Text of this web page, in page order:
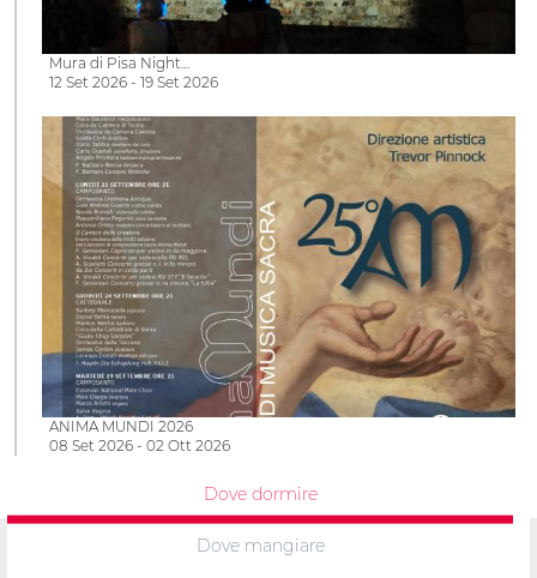
Mura di Pisa Night…
12 Set 2026 - 19 Set 2026
ANIMA MUNDI 2026
08 Set 2026 - 02 Ott 2026
Dove dormire
Dove mangiare